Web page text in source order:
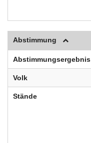
Abstimmung
Abstimmungsergebnis
Volk
Stände